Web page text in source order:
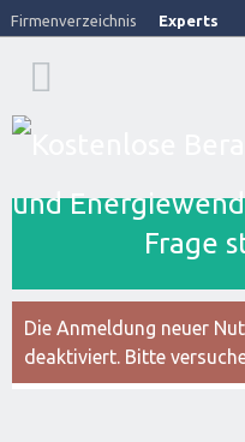
Firmenverzeichnis Experts
Frage
Die Anmeldung neuer
deaktiviert. Bitte